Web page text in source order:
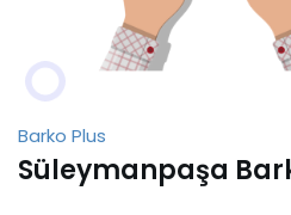
Barko Plus
Süleymanpaşa